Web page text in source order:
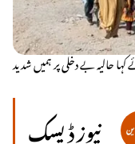
حالیہ بے دخلی پر ہمیں شدید
نیوز ڈیسک